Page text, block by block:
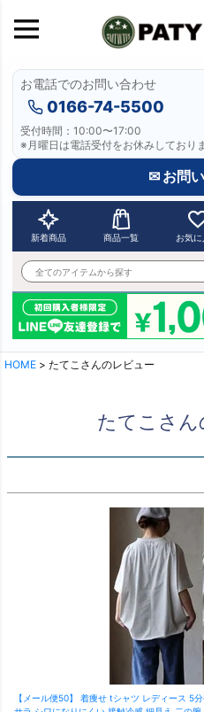
お電話でのお問い合わせ
0166-74-5500
受付時間：10:00〜17:00
※月曜日は電話受付をお休みしておりま
✉ お問
新着商品 商品一覧 お気に
HOME たてこさんのレビュー
たてこさ
【メール便50】 着痩せ tシャツ レディース 5